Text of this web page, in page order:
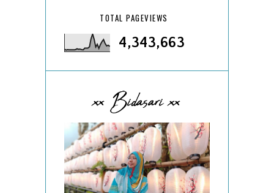
TOTAL PAGEVIEWS
4,343,663
xx Bidasari xx